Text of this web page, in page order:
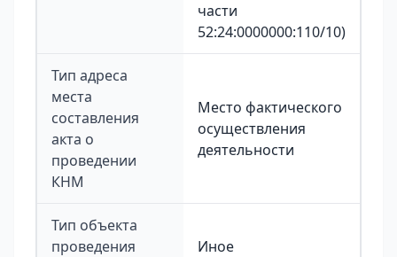
части
52:24:0000000:110/10)
Тип адреса
места
составления
акта о
проведении
КНМ
Место фактического
осуществления
деятельности
Тип объекта
проведения
Иное